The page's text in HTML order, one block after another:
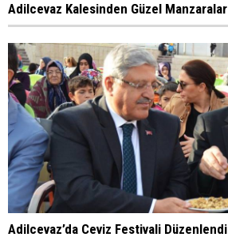
Adilcevaz Kalesinden Güzel Manzaralar
Adilcevaz’da Ceviz Festivali Düzenlendi